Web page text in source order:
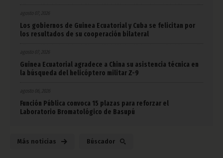
agosto 07, 2026
Los gobiernos de Guinea Ecuatorial y Cuba se felicitan por
los resultados de su cooperación bilateral
agosto 07, 2026
Guinea Ecuatorial agradece a China su asistencia técnica en
la búsqueda del helicóptero militar Z-9
agosto 06, 2026
Función Pública convoca 15 plazas para reforzar el
Laboratorio Bromatológico de Basupú
Más noticias Búscador